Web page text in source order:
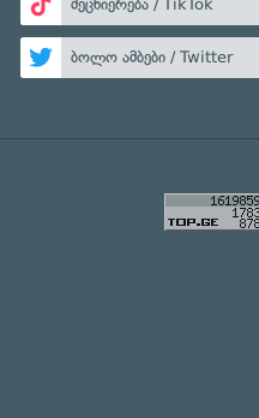
მეცნიერება / TikTok
ბოლო ამბები / Twitter